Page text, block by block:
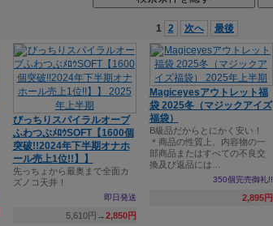
1 2 次へ 最後
びっちりスパイラルオーブ
ふわつぶﾒﾛｳSOFT【1600個
突破!!2024年下半期オナホ
ール売上1位!!】】
先っちょから最奥まで全面カ
ズノコ天井！
即日発送
5,610円→2,850円
Magiceyesアウトレット福
袋 2025冬（マジックアイズ
福袋）
B級品だからとにかく安い！
＊商品の性質上、内容物の一
部商品またはすべての不良交
換及び返品には…
350個完売御礼!!
2,895円